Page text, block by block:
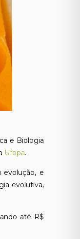
e Biologia
Ufopa.
evolução, e
evolutiva,
até R$